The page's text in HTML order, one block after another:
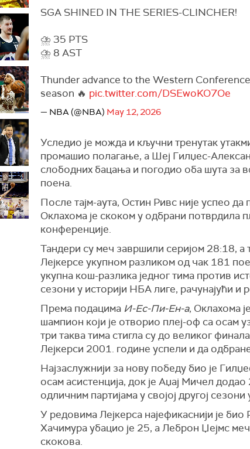
SGA SHINED IN THE SERIES-CLINCHER!
⛈️ 35 PTS
⛈️ 8 AST
Thunder advance to the Western
season 🔥 pic.twitter.com/DSEwoKO7Oe
— NBA (@NBA) May 12, 2026
Уследио је можда и кључни тренутак
промашио полагање, а Шеј Гилџес-
слободних бацања и погодио оба шута за
поена.
После тајм-аута, Остин Ривс није успео да
Оклахома је скоком у одбрани потврдила
конференције.
Тандери су меч завршили серијом 28:18, а
Лејкерсе укупном разликом од чак 181
укупна кош-разлика једног тима против
сезони у историји НБА лиге, рачунајући и
Према подацима И-Ес-Пи-Ен-а, Оклахома
шампион који је отворио плеј-оф са осам
три таква тима стигла су до великог
Лејкерси 2001. године успели и да
Најзаслужнији за нову победу био је
осам асистенција, док је Аџај Мичел
одличним партијама у својој другој
У редовима Лејкерса најефикаснији је био
Хачимура убацио је 25, а Леброн Џејмс
скокова.